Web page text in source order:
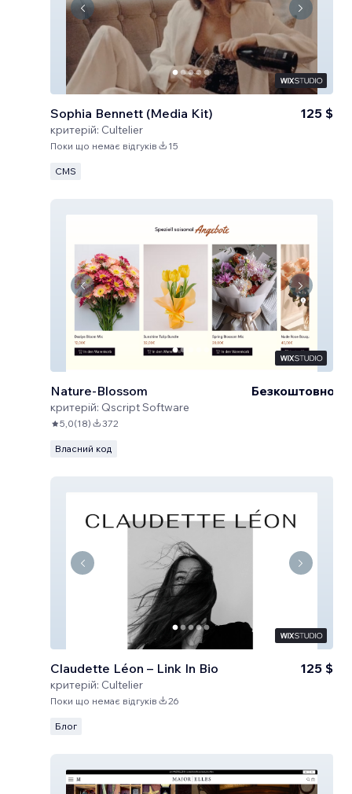
Sophia Bennett (Media Kit)
критерій: Cultelier
125 $
Поки що немає відгуків 15
CMS
Nature-Blossom
критерій: Qscript Software
Безкоштовно
5,0(18) 372
Власний код
Claudette Léon – Link In Bio
критерій: Cultelier
125 $
Поки що немає відгуків 26
Блог